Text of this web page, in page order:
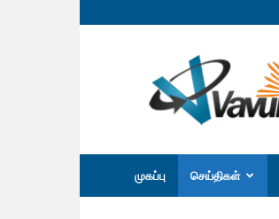
வவுனியா
நெற்
முகப்பு செய்திகள்